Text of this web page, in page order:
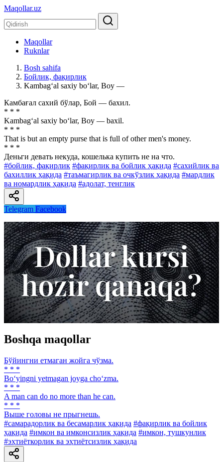
Maqollar.uz
Maqollar
Ruknlar
Bosh sahifa
Бойлик, фақирлик
Kambag‘al saxiy bo‘lar, Boy —
Камбағал сахий бўлар, Бой — бахил.
* * *
Kambag‘al saxiy bo‘lar, Boy — baxil.
* * *
That is but an empty purse that is full of other men's money.
* * *
Деньги девать некуда, кошелька купить не на что.
#бойлик, фақирлик #фақирлик ва бойлик ҳақида #сахийлик ва
бахиллик ҳақида #таъмагирлик ва очкўзлик ҳақида #мардлик
ва номардлик ҳақида #адолат, тенглик
Telegram Facebook
Boshqa maqollar
Бўйингни етмаган жойга чўзма.
* * *
Bo‘yingni yetmagan joyga cho‘zma.
* * *
A man can do no more than he can.
* * *
Выше головы не прыгнешь.
#самарадорлик ва бесамарлик ҳақида #фақирлик ва бойлик
ҳақида #имкон ва имконсизлик ҳақида #имкон, тушкунлик
#эҳтиёткорлик ва эҳтиётсизлик ҳақида